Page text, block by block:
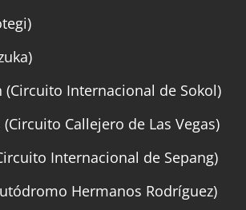
(Circuito Internacional de Sokol)
(Circuito Callejero de Las Vegas)
Internacional de Sepang)
Hermanos Rodríguez)